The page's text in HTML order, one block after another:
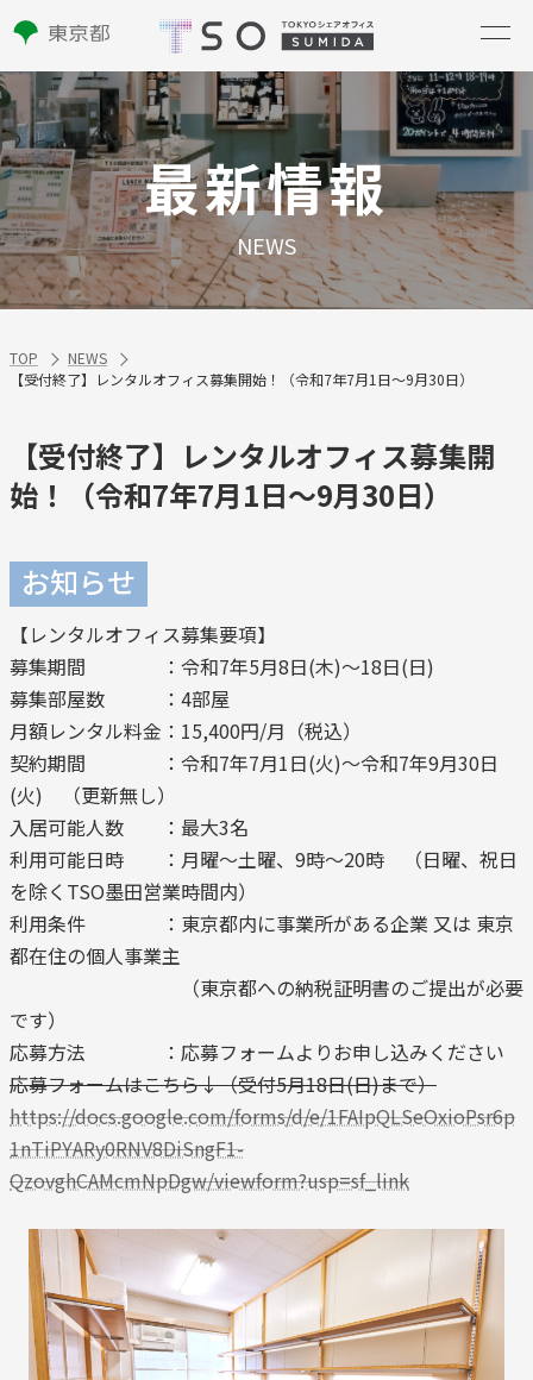
最新情報
NEWS
TOP
NEWS
【受付終了】レンタルオフィス募集開始！（令和7年7月1日～9月30日）
【受付終了】レンタルオフィス募集開
始！（令和7年7月1日～9月30日）
お知らせ
【レンタルオフィス募集要項】
募集期間 ：令和7年5月8日(木)～18日(日)
募集部屋数 ：4部屋
月額レンタル料金：15,400円/月（税込）
契約期間 ：令和7年7月1日(火)～令和7年9月30日
(火) （更新無し）
入居可能人数 ：最大3名
利用可能日時 ：月曜～土曜、9時～20時 （日曜、祝日
を除くTSO墨田営業時間内）
利用条件 ：東京都内に事業所がある企業 又は 東京
都在住の個人事業主
（東京都への納税証明書のご提出が必要
です）
応募方法 ：応募フォームよりお申し込みください
応募フォームはこちら↓（受付5月18日(日)まで）
https://docs.google.com/forms/d/e/1FAIpQLSeOxioPsr6p
1nTiPYARy0RNV8DiSngF1-
QzovghCAMcmNpDgw/viewform?usp=sf_link